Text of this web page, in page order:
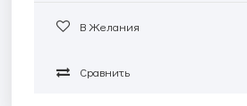
В Желания
Сравнить